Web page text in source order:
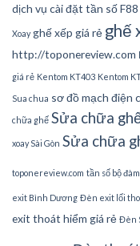
dịch vụ cài đặt tần số
Xoay ghế xếp giá rẻ ghế
http://toponereview.com
giá rẻ Kentom KT403 Kentom
Sua chua sơ đồ mạch điện
chữa ghế Sửa chữa
xoay Sài Gòn Sửa chữa
toponereview.com tần số bộ
exit Bình Dương Đèn exit lối
exit thoát hiểm giá rẻ Đèn